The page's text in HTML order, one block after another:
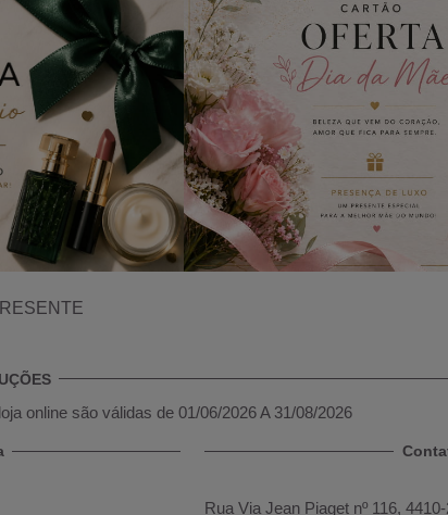
online são válidas de 01/06/2026 A 31/08/2026
Rua Via Jean Piaget nº 116,